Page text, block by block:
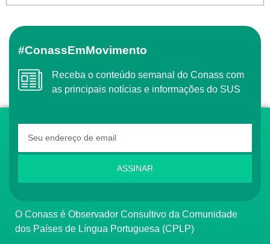
#ConassEmMovimento
Receba o conteúdo semanal do Conass com
as principais notícias e informações do SUS
ASSINAR
O Conass é Observador Consultivo da Comunidade
dos Países de Língua Portuguesa (CPLP)